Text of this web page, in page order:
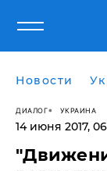
Новости
ДИАЛОГ УКРАИНА
14 июня 2017,